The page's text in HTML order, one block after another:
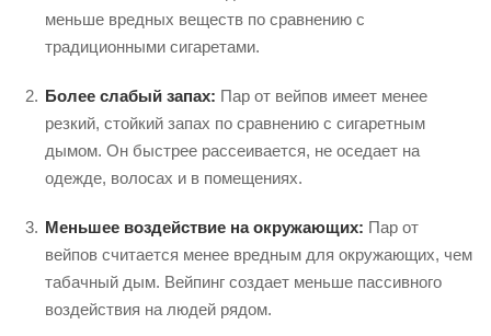
меньше вредных веществ по сравнению с
традиционными сигаретами.
Более слабый запах: Пар от вейпов имеет менее
резкий, стойкий запах по сравнению с сигаретным
дымом. Он быстрее рассеивается, не оседает на
одежде, волосах и в помещениях.
Меньшее воздействие на окружающих: Пар от
вейпов считается менее вредным для окружающих, чем
табачный дым. Вейпинг создает меньше пассивного
воздействия на людей рядом.